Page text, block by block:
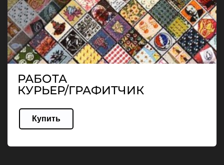
РАБОТА
КУРЬЕР/ГРАФИТЧИК
Купить